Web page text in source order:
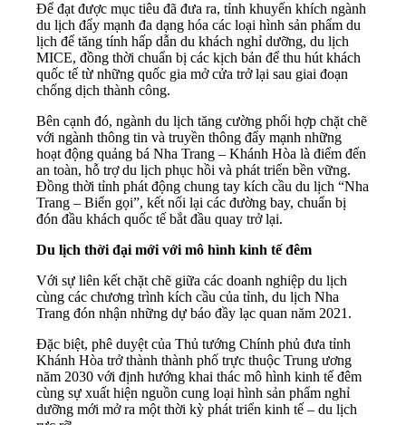
Để đạt được mục tiêu đã đưa ra, tỉnh khuyến khích ngành
du lịch đẩy mạnh đa dạng hóa các loại hình sản phẩm du
lịch để tăng tính hấp dẫn du khách nghỉ dưỡng, du lịch
MICE, đồng thời chuẩn bị các kịch bản để thu hút khách
quốc tế từ những quốc gia mở cửa trở lại sau giai đoạn
chống dịch thành công.
Bên cạnh đó, ngành du lịch tăng cường phối hợp chặt chẽ
với ngành thông tin và truyền thông đẩy mạnh những
hoạt động quảng bá Nha Trang – Khánh Hòa là điểm đến
an toàn, hỗ trợ du lịch phục hồi và phát triển bền vững.
Đồng thời tỉnh phát động chung tay kích cầu du lịch “Nha
Trang – Biển gọi”, kết nối lại các đường bay, chuẩn bị
đón đầu khách quốc tế bắt đầu quay trở lại.
Du lịch thời đại mới với mô hình kinh tế đêm
Với sự liên kết chặt chẽ giữa các doanh nghiệp du lịch
cùng các chương trình kích cầu của tỉnh, du lịch Nha
Trang đón nhận những dự báo đầy lạc quan năm 2021.
Đặc biệt, phê duyệt của Thủ tướng Chính phủ đưa tỉnh
Khánh Hòa trở thành thành phố trực thuộc Trung ương
năm 2030 với định hướng khai thác mô hình kinh tế đêm
cùng sự xuất hiện nguồn cung loại hình sản phẩm nghỉ
dưỡng mới mở ra một thời kỳ phát triển kinh tế – du lịch